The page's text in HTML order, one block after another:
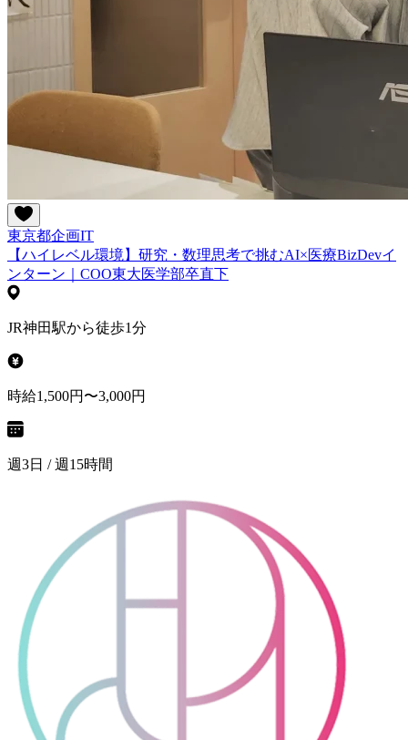
東京都企画IT
【ハイレベル環境】研究・数理思考で挑むAI×医療BizDevイ
ンターン｜COO東大医学部卒直下
JR神田駅から徒歩1分
時給1,500円〜3,000円
週3日 / 週15時間